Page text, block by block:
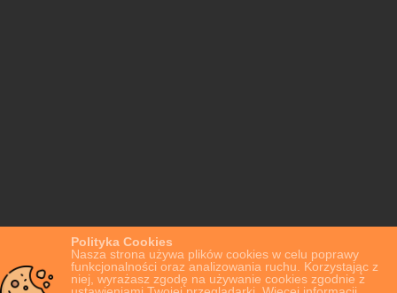
Polityka Cookies
Nasza strona używa plików cookies w celu poprawy
funkcjonalności oraz analizowania ruchu. Korzystając z
niej, wyrażasz zgodę na używanie cookies zgodnie z